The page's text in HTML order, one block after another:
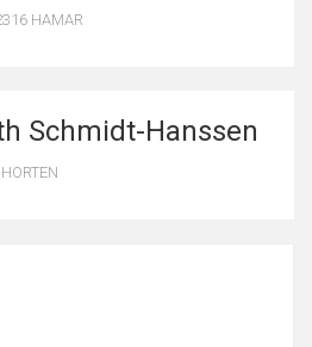
HAMAR
Schmidt-Hanssen